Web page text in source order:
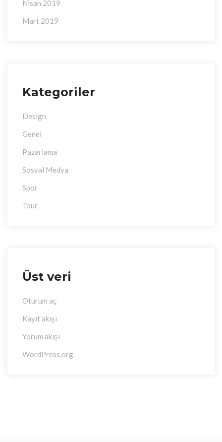
Nisan 2019
Mart 2019
Kategoriler
Design
Genel
Pazarlama
Sosyal Medya
Spor
Tour
Üst veri
Oturum aç
Kayıt akışı
Yorum akışı
WordPress.org